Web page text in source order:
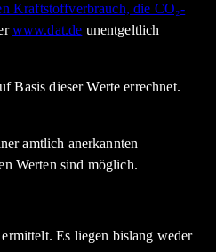
Kraftstoffverbrauch, die CO₂-
www.dat.de unentgeltlich
Basis dieser Werte errechnet.
amtlich anerkannten
Werten sind möglich.
Es liegen bislang weder